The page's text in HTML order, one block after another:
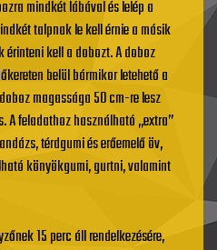
mindkét lábával és lelép a
talpnak le kell érnie a másik
kell a dobozt. A doboz
belül bármikor letehető a
magassága 50 cm-re lesz
A feladathoz használható „extra”
térdgumi és erőemelő öv,
könyökgumi, gurtni, valamint
15 perc áll rendelkezésére,